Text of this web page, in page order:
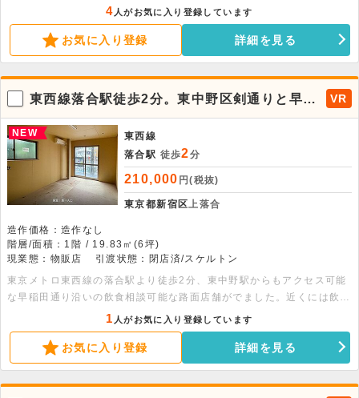
り、高い集客が見込めます。周辺はサービス店、物販店等が密集してお
り、予約制サロン等に適した物件です。是非お早めにお問合せ下さい。
4 人がお気に入り登録しています
お気に入り登録 詳細を見る
東西線落合駅徒歩2分。東中野区剣通りと早稲
田通りが交差する角地路面店！
VR
NEW
東西線
落合駅 徒歩2分
210,000 円(税抜)
東京都新宿区上落合
造作価格：造作なし
階層/面積：1階 / 19.83㎡(6坪)
現業態：物販店
引渡状態：閉店済/スケルトン
東京メトロ東西線の落合駅より徒歩2分、東中野駅からもアクセス可能
な早稲田通り沿いの飲食相談可能な路面店舗がでました。近くには飲食
店の名店が名を連ねています。新品のトイレ、エアコン付き。「いつか
自分の小さなお店を持ちたい」という方にぜひ一度、現地を見ていただ
きたい物件です。賃貸条件の詳細やご内見のご希望など、まずはお気軽
にお問い合わせください。
1 人がお気に入り登録しています
お気に入り登録 詳細を見る